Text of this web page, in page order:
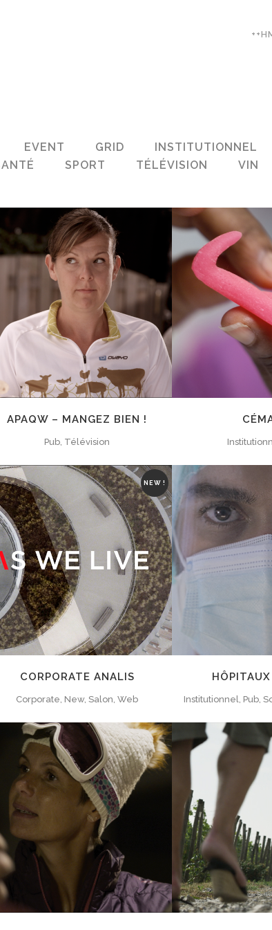
EVENT GRID INSTITUTIONNEL
SPORT TÉLÉVISION VIN
ZOOM VIEW
APAQW – MANGEZ BIEN !
Pub, Télévision
ZOOM
NEW !
ZOOM VIEW
CORPORATE ANALIS
Corporate, New, Salon, Web
ZOOM
Institutionnel, Pub,
ZOOM VIEW ZOOM